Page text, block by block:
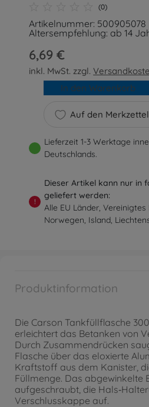
(0)
Artikelnummer: 500905078
Altersempfehlung: ab 14
6,69 €
inkl. MwSt. zzgl.
Auf den Merkzettel
In den Warenkorb
Lieferzeit 1-3 Werktage
Deutschlands.
!
Dieser Artikel kann nur in
geliefert werden:
Alle EU Länder,
Norwegen, Island,
Produktinformation
Die Carson Tankfüllflasche
erleichtert das Betanken von
Durch Zusammendrücken
Flasche über das eloxierte
Kraftstoff aus dem Kanister,
Füllmenge. Das abgewinkelte
aufgeschraubt, die
Verschlusskappe auf.